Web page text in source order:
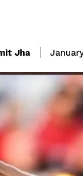
Jha